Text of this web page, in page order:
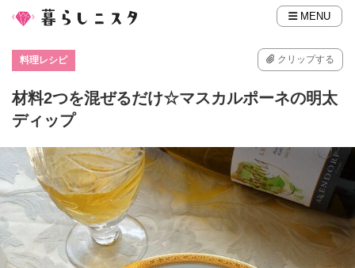
MENU
料理レシピ クリップする
材料2つを混ぜるだけ☆マスカルポーネの明太
ディップ